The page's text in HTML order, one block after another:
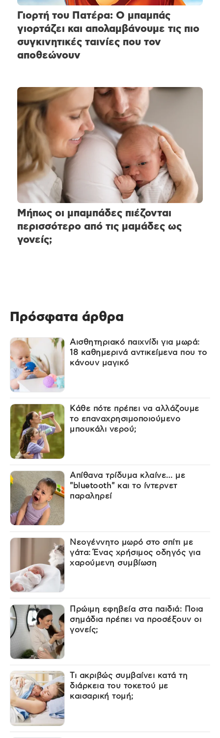
Γιορτή του Πατέρα: Ο μπαμπάς
γιορτάζει και απολαμβάνουμε τις πιο
συγκινητικές ταινίες που τον
αποθεώνουν
Μήπως οι μπαμπάδες πιέζονται
περισσότερο από τις μαμάδες ως
γονείς;
Πρόσφατα άρθρα
Αισθητηριακό παιχνίδι για μωρά:
18 καθημερινά αντικείμενα που το
κάνουν μαγικό
Κάθε πότε πρέπει να αλλάζουμε
το επαναχρησιμοποιούμενο
μπουκάλι νερού;
Απίθανα τρίδυμα κλαίνε… με
"bluetooth" και το ίντερνετ
παραληρεί
Νεογέννητο μωρό στο σπίτι με
γάτα: Ένας χρήσιμος οδηγός για
χαρούμενη συμβίωση
Πρώιμη εφηβεία στα παιδιά: Ποια
σημάδια πρέπει να προσέξουν οι
γονείς;
Τι ακριβώς συμβαίνει κατά τη
διάρκεια του τοκετού με
καισαρική τομή;